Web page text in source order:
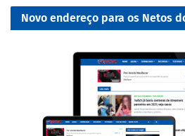
Novo endereço para os Netos